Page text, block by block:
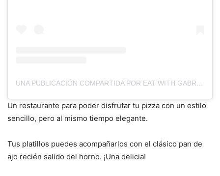
UNA PUBLICACIÓN COMPARTIDA POR EAT WITH GABRIELLA (@EAT_WITH_GABRIELLA)
Un restaurante para poder disfrutar tu pizza con un estilo
sencillo, pero al mismo tiempo elegante.
Tus platillos puedes acompañarlos con el clásico pan de
ajo recién salido del horno. ¡Una delicia!